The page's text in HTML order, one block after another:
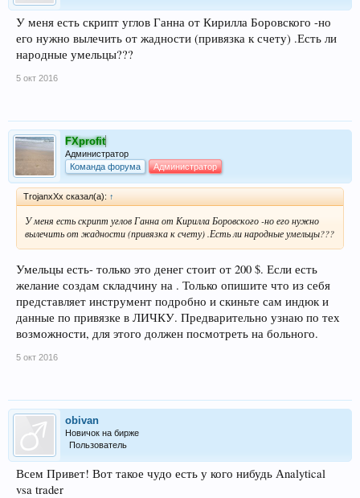
У меня есть скрипт углов Ганна от Кирилла Боровского -но
его нужно вылечить от жадности (привязка к счету) .Есть ли
народные умельцы???
5 окт 2016
FXprofit
Администратор
Команда форума
Администратор
TrojanxXx сказал(а): ↑
У меня есть скрипт углов Ганна от Кирилла Боровского -но его нужно
вылечить от жадности (привязка к счету) .Есть ли народные умельцы???
Умельцы есть- только это денег стоит от 200 $. Если есть
желание создам складчину на . Только опишите что из себя
представляет инструмент подробно и скиньте сам индюк и
данные по привязке в ЛИЧКУ. Предварительно узнаю по тех
возможности, для этого должен посмотреть на больного.
5 окт 2016
obivan
Новичок на бирже
Пользователь
Всем Привет! Вот такое чудо есть у кого нибудь Аnalytical
vsa trader